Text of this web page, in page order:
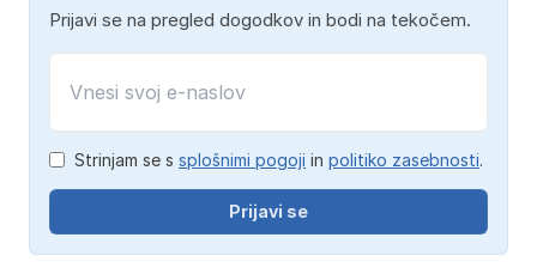
Prijavi se na pregled dogodkov in bodi na tekočem.
Strinjam se s splošnimi pogoji in politiko zasebnosti.
Prijavi se